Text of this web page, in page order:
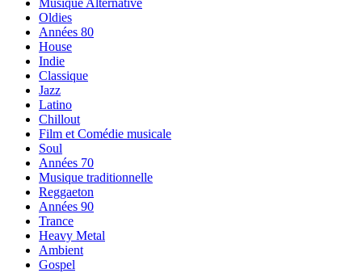
Musique Alternative
Oldies
Années 80
House
Indie
Classique
Jazz
Latino
Chillout
Film et Comédie musicale
Soul
Années 70
Musique traditionnelle
Reggaeton
Années 90
Trance
Heavy Metal
Ambient
Gospel